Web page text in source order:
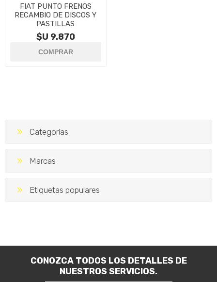
FIAT PUNTO FRENOS
RECAMBIO DE DISCOS Y
PASTILLAS
$U 9.870
Categorías
Marcas
Etiquetas populares
CONOZCA TODOS LOS DETALLES DE
NUESTROS SERVICIOS.